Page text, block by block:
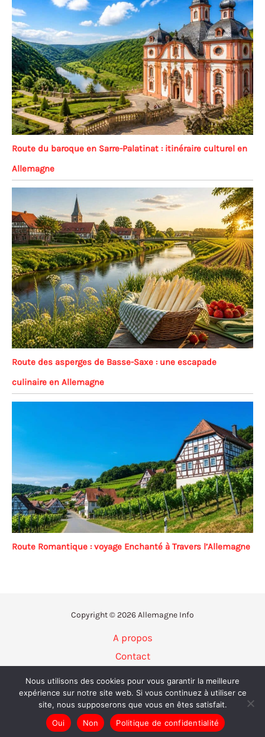
Route du baroque en Sarre-Palatinat : itinéraire culturel en
Allemagne
Route des asperges de Basse-Saxe : une escapade
culinaire en Allemagne
Route Romantique : voyage Enchanté à Travers l’Allemagne
Copyright © 2026 Allemagne Info
A propos
Contact
Mentions légales
Plan du site
Nous utilisons des cookies pour vous garantir la meilleure
expérience sur notre site web. Si vous continuez à utiliser ce
site, nous supposerons que vous en êtes satisfait.
Oui
Non Politique de confidentialité